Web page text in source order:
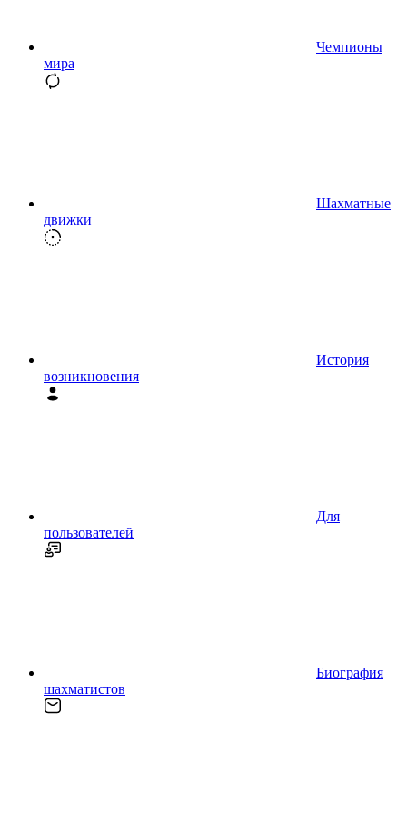
Чемпионы
мира
Шахматные
движки
История
возникновения
Для
пользователей
Биография
шахматистов